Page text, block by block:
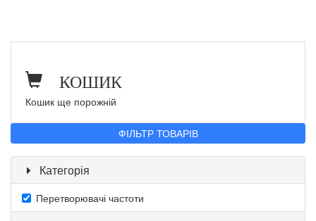
КОШИК
Кошик ще порожній
ФІЛЬТР ТОВАРІВ
Категорія
Перетворювачі частоти